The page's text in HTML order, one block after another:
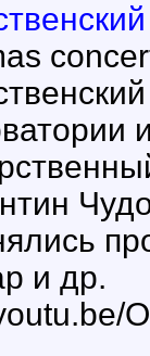
и др.